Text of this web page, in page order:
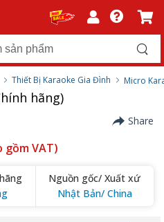
Thiết Bị Karaoke Gia Đình Micro
hãng)
Share
gồm VAT)
Nguồn gốc/ Xuất xứ
Nhật Bản/ China